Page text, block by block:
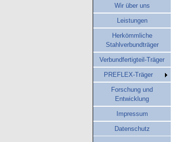
Wir über uns
Leistungen
Herkömmliche
Stahlverbundträger
Verbundfertigteil-Träger
PREFLEX-Träger
Forschung und
Entwicklung
Impressum
Datenschutz